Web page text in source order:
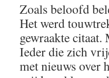
Zoals beloofd
Het werd
gewraakte citaat.
Ieder die zich
met nieuws over